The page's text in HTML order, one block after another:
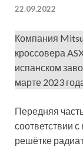
22.09.2022
Компания
кроссовера
испанском
марте 2023
Передняя
соответствии
решётке